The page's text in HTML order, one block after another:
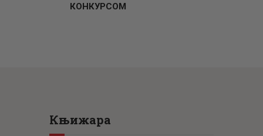
КОНКУРСОМ
Књижара